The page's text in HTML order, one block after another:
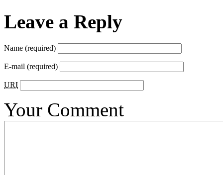
Leave a Reply
Name (required)
E-mail (required)
URI
Your Comment